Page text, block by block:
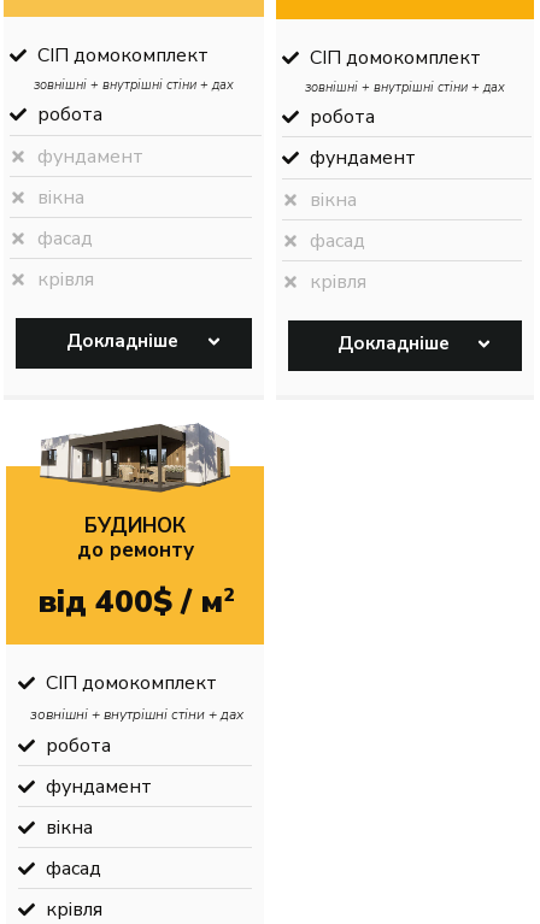
СІП домокомплект
зовнішні + внутрішні стіни + дах
робота
фундамент
вікна
фасад
крівля
Докладніше
СІП домокомплект
зовнішні + внутрішні стіни + дах
робота
фундамент
вікна
фасад
крівля
Докладніше
БУДИНОК
до ремонту
від 400$ / м2
СІП домокомплект
зовнішні + внутрішні стіни + дах
робота
фундамент
вікна
фасад
крівля